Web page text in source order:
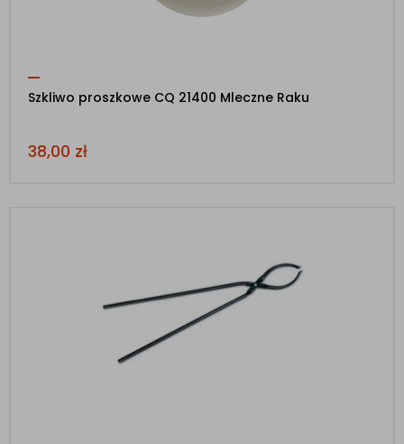
Szkliwo proszkowe CQ 21400 Mleczne Raku
38,00 zł